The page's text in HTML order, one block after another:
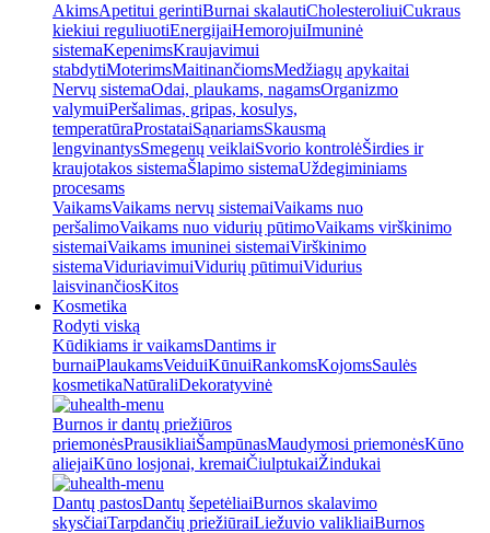
AkimsApetitui gerintiBurnai skalautiCholesteroliuiCukraus
kiekiui reguliuotiEnergijaiHemorojuiImuninė
sistemaKepenimsKraujavimui
stabdytiMoterimsMaitinančiomsMedžiagų apykaitai
Nervų sistemaOdai, plaukams, nagamsOrganizmo
valymuiPeršalimas, gripas, kosulys,
temperatūraProstataiSąnariamsSkausmą
lengvinantysSmegenų veiklaiSvorio kontrolėŠirdies ir
kraujotakos sistemaŠlapimo sistemaUždegiminiams
procesams
VaikamsVaikams nervų sistemaiVaikams nuo
peršalimoVaikams nuo vidurių pūtimoVaikams virškinimo
sistemaiVaikams imuninei sistemaiVirškinimo
sistemaViduriavimuiVidurių pūtimuiVidurius
laisvinančiosKitos
Kosmetika
Rodyti viską
Kūdikiams ir vaikamsDantims ir
burnaiPlaukamsVeiduiKūnuiRankomsKojomsSaulės
kosmetikaNatūraliDekoratyvinė
Burnos ir dantų priežiūros
priemonėsPrausikliaiŠampūnasMaudymosi priemonėsKūno
aliejaiKūno losjonai, kremaiČiulptukaiŽindukai
Dantų pastosDantų šepetėliaiBurnos skalavimo
skysčiaiTarpdančių priežiūraiLiežuvio valikliaiBurnos